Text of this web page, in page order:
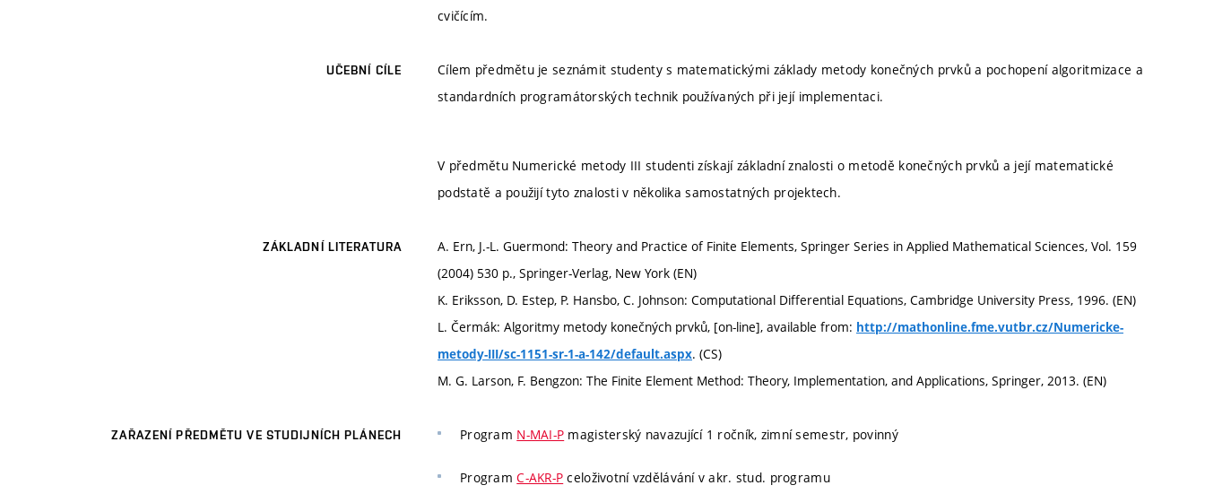
cvičícím.
UČEBNÍ CÍLE
Cílem předmětu je seznámit studenty s matematickými základy metody konečných prvků a pochopení algoritmizace a
standardních programátorských technik používaných při její implementaci.
V předmětu Numerické metody III studenti získají základní znalosti o metodě konečných prvků a její matematické
podstatě a použijí tyto znalosti v několika samostatných projektech.
ZÁKLADNÍ LITERATURA
A. Ern, J.-L. Guermond: Theory and Practice of Finite Elements, Springer Series in Applied Mathematical Sciences, Vol. 159
(2004) 530 p., Springer-Verlag, New York (EN)
K. Eriksson, D. Estep, P. Hansbo, C. Johnson: Computational Differential Equations, Cambridge University Press, 1996. (EN)
L. Čermák: Algoritmy metody konečných prvků, [on-line], available from: http://mathonline.fme.vutbr.cz/Numericke-
metody-III/sc-1151-sr-1-a-142/default.aspx. (CS)
M. G. Larson, F. Bengzon: The Finite Element Method: Theory, Implementation, and Applications, Springer, 2013. (EN)
ZAŘAZENÍ PŘEDMĚTU VE STUDIJNÍCH PLÁNECH Program N-MAI-P magisterský navazující 1 ročník, zimní semestr, povinný
ProgramC-AKR-P celoživotní vzdělávání v akr. stud. programu